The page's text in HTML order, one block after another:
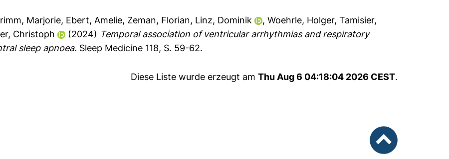
Marjorie, Ebert, Amelie, Zeman, Florian, Linz, Dominik ,Woehrle, Holger,Tamisier,
Christoph (2024) Temporal association of ventricular arrhythmias and respiratory
sleep apnoea. Sleep Medicine 118, S. 59-62.
Diese Liste wurde erzeugt am Thu Aug 6 04:18:04 2026 CEST.